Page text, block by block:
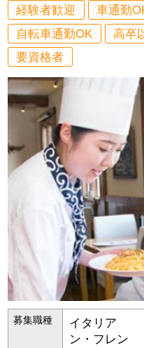
経験者歓迎 車通勤
自転車通勤OK
高卒
要資格者
募集職種
イタリア
ン・フレン